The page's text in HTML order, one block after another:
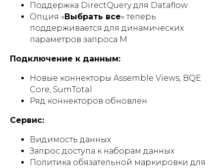
Поддержка DirectQuery для Dataflow
Опция «Выбрать все» теперь
поддерживается для динамических
параметров запроса M
Подключение к данным:
Новые коннекторы Assemble Views, BQE
Core, SumTotal
Ряд коннекторов обновлен
Сервис:
Видимость данных
Запрос доступа к наборам данных
Политика обязательной маркировки для